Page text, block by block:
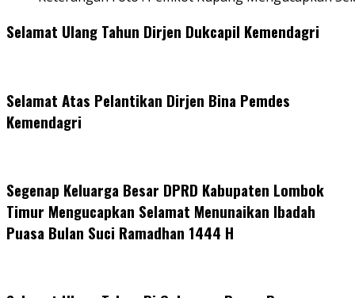
Selamat Ulang Tahun Dirjen Dukcapil Kemendagri
Selamat Atas Pelantikan Dirjen Bina Pemdes
Kemendagri
Segenap Keluarga Besar DPRD Kabupaten Lombok
Timur Mengucapkan Selamat Menunaikan Ibadah
Puasa Bulan Suci Ramadhan 1444 H